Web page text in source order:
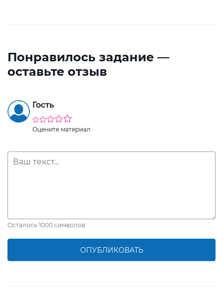
Понравилось задание —
оставьте отзыв
Гость
Оцените материал
Осталось 1000 символов
ОПУБЛИКОВАТЬ